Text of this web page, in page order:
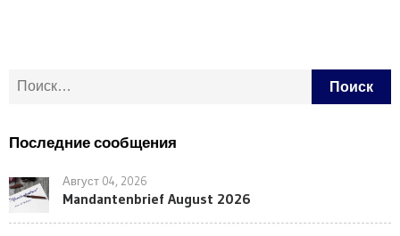
Найти:
Последние сообщения
Август 04, 2026
Mandantenbrief August 2026